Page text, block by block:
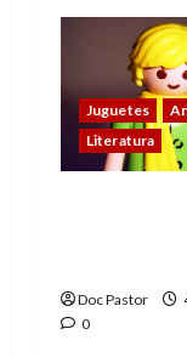
Juguetes
Literatura
Doc Pastor
0